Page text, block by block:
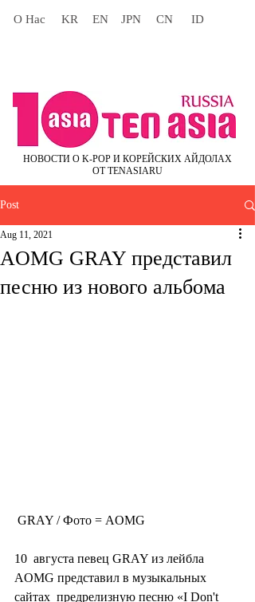
О Нас KR EN JPN CN ID
НОВОСТИ О K-POP И КОРЕЙСКИХ АЙДОЛАХ
ОТ TENASIARU
Post
AOMG GRAY представил
песню из нового альбома
Aug 11, 2021
GRAY / Фото = AOMG
10  августа певец GRAY из лейбла
AOMG представил в музыкальных
сайтах  предрелизную песню «I Don't